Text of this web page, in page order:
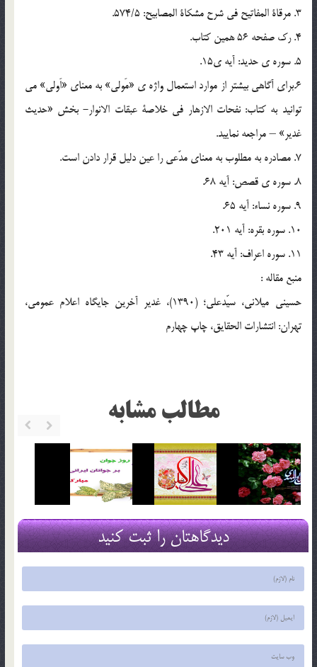
3. مرقاة المفاتيح في شرح مشكاة المصابيح: 574/5.
4. رك صفحه 56 همين كتاب.
5. سوره ي حديد: آيه ي15.
6.براي آگاهي بيشتر از موارد استعمال واژه ي «مَولي» به معناي «اَولي» مي
توانيد به كتاب: نفحات الازهار في خلاصة عبقات الانوار- بخش «حديث
غدير» – مراجعه نماييد.
7. مصادره به مطلوب به معناي مدّعي را عين دليل قرار دادن است.
8. سوره ي قصص: آيه 68.
9. سوره نساء: آيه 65.
10. سوره بقره: آيه 201.
11. سوره اعراف: آيه 43.
منبع مقاله :
حسيني ميلاني، سيّدعلي؛ (1390)، غدير آخرين جايگاه اعلام عمومي،
تهران: انتشارات الحقايق، چاپ چهارم
مطالب مشابه
دیدگاهتان را ثبت کنید